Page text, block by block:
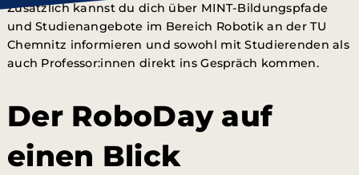
Zusätzlich kannst du dich über MINT-Bildungspfade
und Studienangebote im Bereich Robotik an der TU
Chemnitz informieren und sowohl mit Studierenden als
auch Professor:innen direkt ins Gespräch kommen.
Der RoboDay auf
einen Blick